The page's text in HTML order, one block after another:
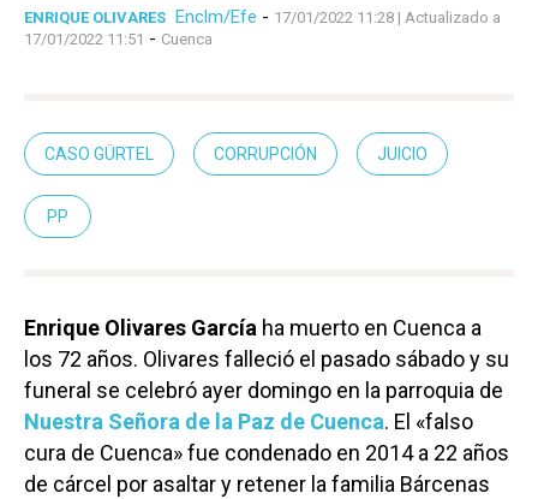
ENRIQUE OLIVARES Enclm/Efe - 17/01/2022 11:28 | Actualizado a
17/01/2022 11:51 - Cuenca
CASO GÜRTEL CORRUPCIÓN JUICIO
PP
Enrique Olivares García ha muerto en Cuenca a
los 72 años. Olivares falleció el pasado sábado y su
funeral se celebró ayer domingo en la parroquia de
Nuestra Señora de la Paz de Cuenca. El «falso
cura de Cuenca» fue condenado en 2014 a 22 años
de cárcel por asaltar y retener la familia Bárcenas